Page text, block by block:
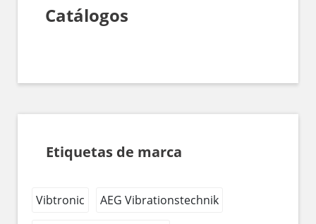
Catálogos
Etiquetas de marca
Vibtronic AEG Vibrationstechnik